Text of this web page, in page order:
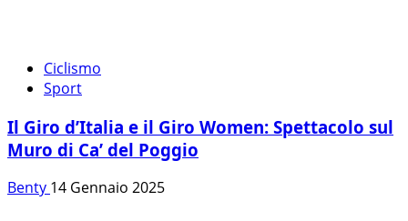
Ciclismo
Sport
Il Giro d’Italia e il Giro Women: Spettacolo sul
Muro di Ca’ del Poggio
Benty 14 Gennaio 2025